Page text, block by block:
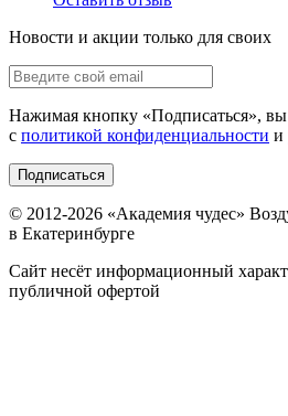
Новости и акции только для своих
Нажимая кнопку «Подписаться», вы
с политикой конфиденциальности и
Подписаться
© 2012-2026 «Академия чудес»
в Екатеринбурге
Сайт несёт информационный
публичной офертой